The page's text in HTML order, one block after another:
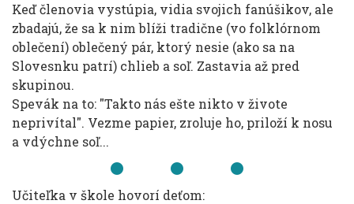
Keď členovia vystúpia, vidia svojich fanúšikov, ale
zbadajú, že sa k nim blíži tradične (vo folklórnom
oblečení) oblečený pár, ktorý nesie (ako sa na
Slovesnku patrí) chlieb a soľ. Zastavia až pred
skupinou.
Spevák na to: "Takto nás ešte nikto v živote
neprivítal". Vezme papier, zroluje ho, priloží k nosu
a vdýchne soľ...
Učiteľka v škole hovorí deťom: